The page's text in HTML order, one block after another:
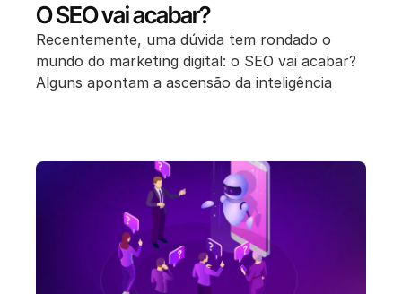
O SEO vai acabar?
Recentemente, uma dúvida tem rondado o
mundo do marketing digital: o SEO vai acabar?
Alguns apontam a ascensão da inteligência